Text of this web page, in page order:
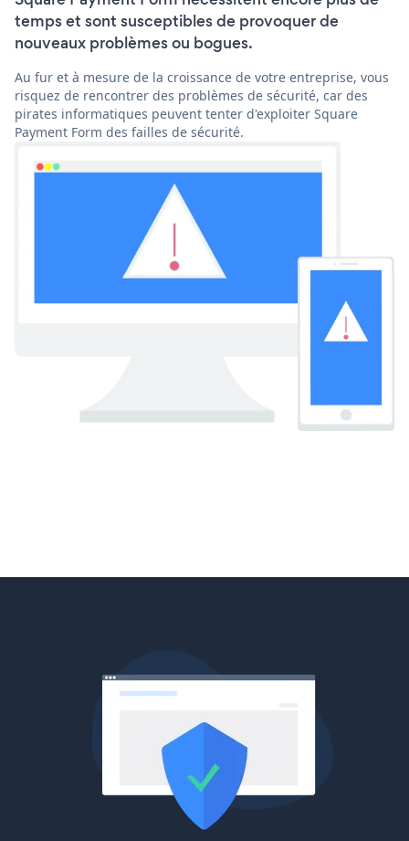
temps et sont susceptibles de provoquer de
nouveaux problèmes ou bogues.
Au fur et à mesure de la croissance de votre entreprise, vous
risquez de rencontrer des problèmes de sécurité, car des
pirates informatiques peuvent tenter d'exploiter Square
Payment Form des failles de sécurité.